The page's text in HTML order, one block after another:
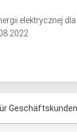
elektrycznej
Geschäftskunden